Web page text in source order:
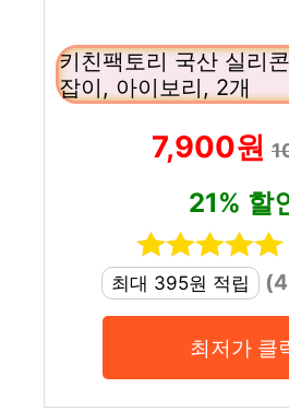
키친팩토리 국산 실리
잡이, 아이보리, 2개
7,900원
21% 할
최대 395원 적립
최저가 클